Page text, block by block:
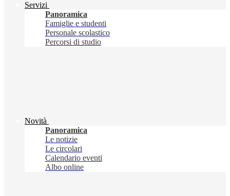
Servizi
Panoramica
Famiglie e studenti
Personale scolastico
Percorsi di studio
Novità
Panoramica
Le notizie
Le circolari
Calendario eventi
Albo online